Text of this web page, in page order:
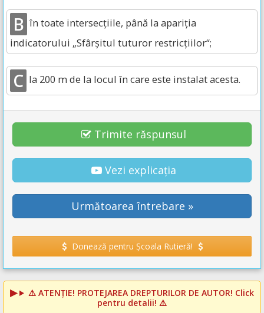
B în toate intersecțiile, până la apariția
indicatorului „Sfârșitul tuturor restricțiilor“;
C la 200 m de la locul în care este instalat acesta.
Trimite răspunsul
Vezi explicația
Următoarea întrebare »
Donează pentru Școala Rutieră!
⚠️ ATENȚIE! PROTEJAREA DREPTURILOR DE AUTOR! Click
pentru detalii! ⚠️